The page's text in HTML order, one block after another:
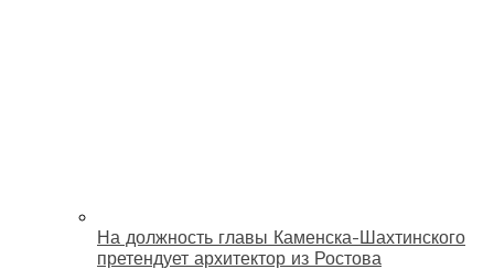
На должность главы Каменска-Шахтинского
претендует архитектор из Ростова